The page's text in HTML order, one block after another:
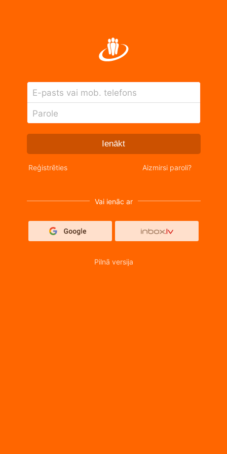
E-pasts vai mob. telefons
Parole
Ienākt
Reģistrēties Aizmirsi paroli?
Vai ienāc ar
Pilnā versija